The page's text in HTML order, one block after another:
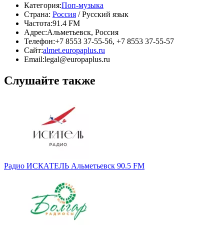
Категория:Поп-музыка
Страна: Россия / Русский язык
Частота:91.4 FM
Адрес:Альметьевск, Россия
Телефон:+7 8553 37-55-56, +7 8553 37-55-57
Сайт:almet.europaplus.ru
Email:legal@europaplus.ru
Слушайте также
Радио ИСКАТЕЛЬ Альметьевск 90.5 FM